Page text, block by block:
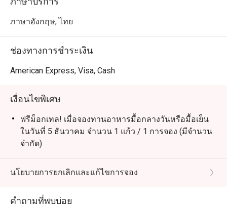
เรือสามเสาสุดคลาสสิกลำนี้จอดถาวรที่เอเชียทีค เดอะริเวอร์
เจ้าพระยา เชิญชวนผู้โดยสารให้ก้าวเข้าสู่โลกแห่งการผสม
ผสานและศาสตร์การทำอาหารที่มีชีวิตชีวา พร้อมเครื่องดื่ม
ดั้งเดิมที่ผสมผสานกับไม้พื้นเมืองและผลไม้เมืองร้อน และ
และจานสไตล์ทาปาส
ภาษาอังกฤษ, ไทย
ช่องทางการชำระเงิน
American Express, Visa, Cash
เงื่อนไขพิเศษ
ฟรีม็อกเทล! เมื่อจองทานอาหารมื้อกลางวันหรือมื้อเย็น
ในวันที่ 5 ธันวาคม จำนวน 1 แก้ว / 1 การจอง (มีจำนวน
จำกัด)
นโยบายการยกเลิกและแก้ไขการจอง
คำถามที่พบบ่อย